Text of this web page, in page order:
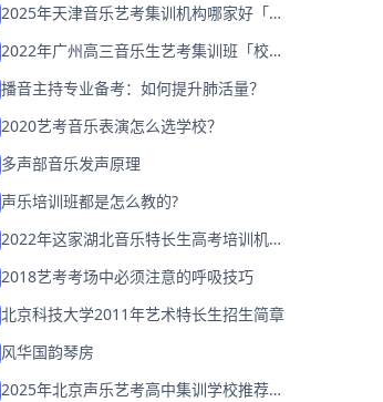
2025年天津音乐艺考集训机构哪家好「集
2022年广州高三音乐生艺考集训班「校考
播音主持专业备考：如何提升肺活量？
2020艺考音乐表演怎么选学校？
多声部音乐发声原理
声乐培训班都是怎么教的?
2022年这家湖北音乐特长生高考培训机
2018艺考考场中必须注意的呼吸技巧
北京科技大学2011年艺术特长生招生简章
风华国韵琴房
2025年北京声乐艺考高中集训学校推荐